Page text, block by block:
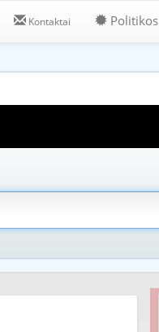
Kontaktai Politikos